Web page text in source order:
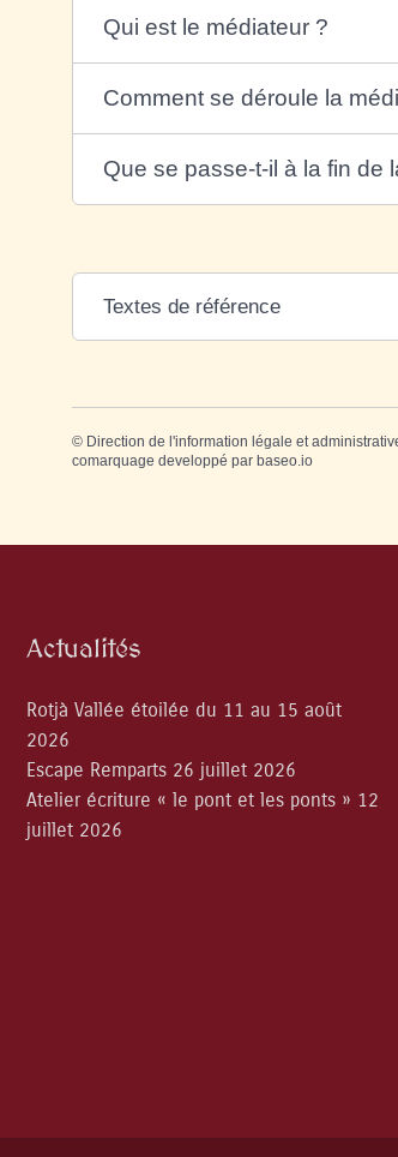
Qui est le médiateur ?
Comment se déroule la
Que se passe-t-il à la fin de
Textes de référence
© Direction de l'information légale et
comarquage developpé par baseo.io
Actualités
Rotjà Vallée étoilée du 11 au 15 août
2026
Escape Remparts 26 juillet 2026
Atelier écriture « le pont et les ponts » 12
juillet 2026